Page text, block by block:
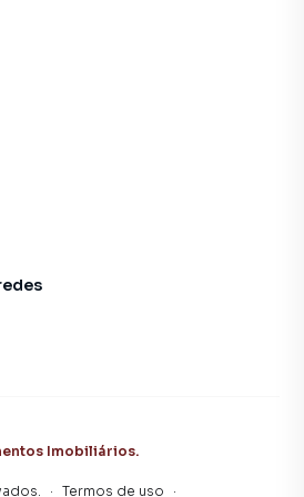
Imobiliários.
· Termos de uso ·